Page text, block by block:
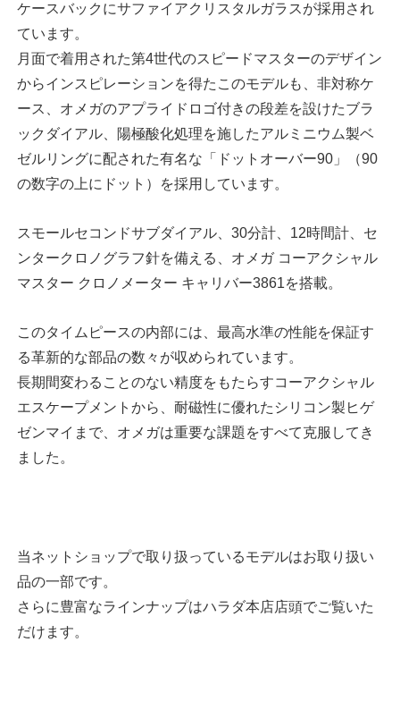
ケースバックにサファイアクリスタルガラスが採用され
ています。
月面で着用された第4世代のスピードマスターのデザイン
からインスピレーションを得たこのモデルも、非対称ケ
ース、オメガのアプライドロゴ付きの段差を設けたブラ
ックダイアル、陽極酸化処理を施したアルミニウム製ベ
ゼルリングに配された有名な「ドットオーバー90」（90
の数字の上にドット）を採用しています。
スモールセコンドサブダイアル、30分計、12時間計、セ
ンタークロノグラフ針を備える、オメガ コーアクシャル
マスター クロノメーター キャリバー3861を搭載。
このタイムピースの内部には、最高水準の性能を保証す
る革新的な部品の数々が収められています。
長期間変わることのない精度をもたらすコーアクシャル
エスケープメントから、耐磁性に優れたシリコン製ヒゲ
ゼンマイまで、オメガは重要な課題をすべて克服してき
ました。
当ネットショップで取り扱っているモデルはお取り扱い
品の一部です。
さらに豊富なラインナップはハラダ本店店頭でご覧いた
だけます。